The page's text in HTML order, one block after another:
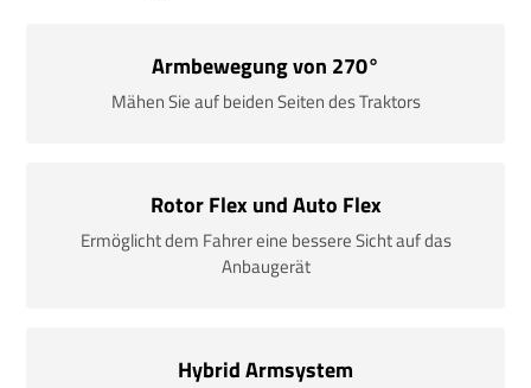
Armbewegung von 270°
Mähen Sie auf beiden Seiten des Traktors
Rotor Flex und Auto Flex
Ermöglicht dem Fahrer eine bessere Sicht auf das
Anbaugerät
Hybrid Armsystem